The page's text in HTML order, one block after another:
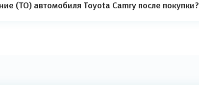
(ТО) автомобиля Toyota Camry после покупки?